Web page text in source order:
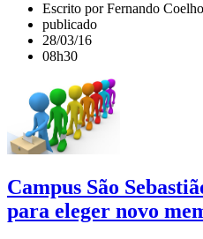
Escrito por Fernando
publicado
28/03/16
08h30
Campus São
para eleger novo